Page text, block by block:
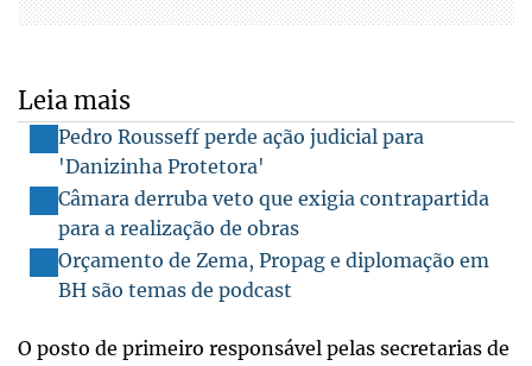
Leia mais
Pedro Rousseff perde ação judicial para
'Danizinha Protetora'
Câmara derruba veto que exigia contrapartida
para a realização de obras
Orçamento de Zema, Propag e diplomação em
BH são temas de podcast
O posto de primeiro responsável pelas secretarias de